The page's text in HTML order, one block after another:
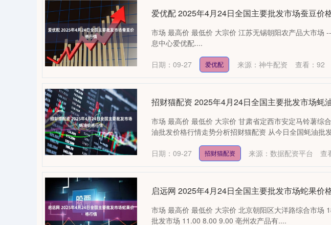
爱优配 2025年4月24日全国主要批发市场蚕豆价
市场 最高价 最低价 大宗价 江苏无锡朝阳农产品大市场
息中心爱优配....
日期：09-27 爱优配 来源：神牛配资 查看： 92
招财猫配资 2025年4月24日全国主要批发市场蚝
市场 最高价 最低价 大宗价 甘肃省定西市安定马铃薯综
油批发价格行情走势分析招财猫配资 从今日全国蚝油批
日期：09-27 招财猫配资 来源：数据配资平台 查
启远网 2025年4月24日全国主要批发市场蛇果价
市场 最高价 最低价 大宗价 北京朝阳区大洋路综合市场
批发市场 11.00 8.00 9.00 亳州农产品有....